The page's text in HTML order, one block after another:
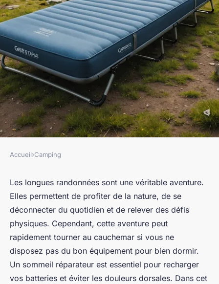
CAMPING
Comment choisir un matelas
de camping pour éviter les
douleurs dorsales en
randonnée longue durée?
Kylian•9 juillet 2024•7 min de lecture
Accueil›Camping
Les longues randonnées sont une véritable aventure.
Elles permettent de profiter de la nature, de se
déconnecter du quotidien et de relever des défis
physiques. Cependant, cette aventure peut
rapidement tourner au cauchemar si vous ne
disposez pas du bon équipement pour bien dormir.
Un sommeil réparateur est essentiel pour recharger
vos batteries et éviter les douleurs dorsales. Dans cet